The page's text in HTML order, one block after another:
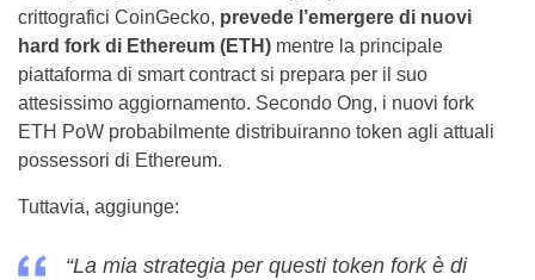
crittografici CoinGecko, prevede l’emergere di nuovi
hard fork di Ethereum (ETH) mentre la principale
piattaforma di smart contract si prepara per il suo
attesissimo aggiornamento. Secondo Ong, i nuovi fork
ETH PoW probabilmente distribuiranno token agli attuali
possessori di Ethereum.
Tuttavia, aggiunge:
“La mia strategia per questi token fork è di